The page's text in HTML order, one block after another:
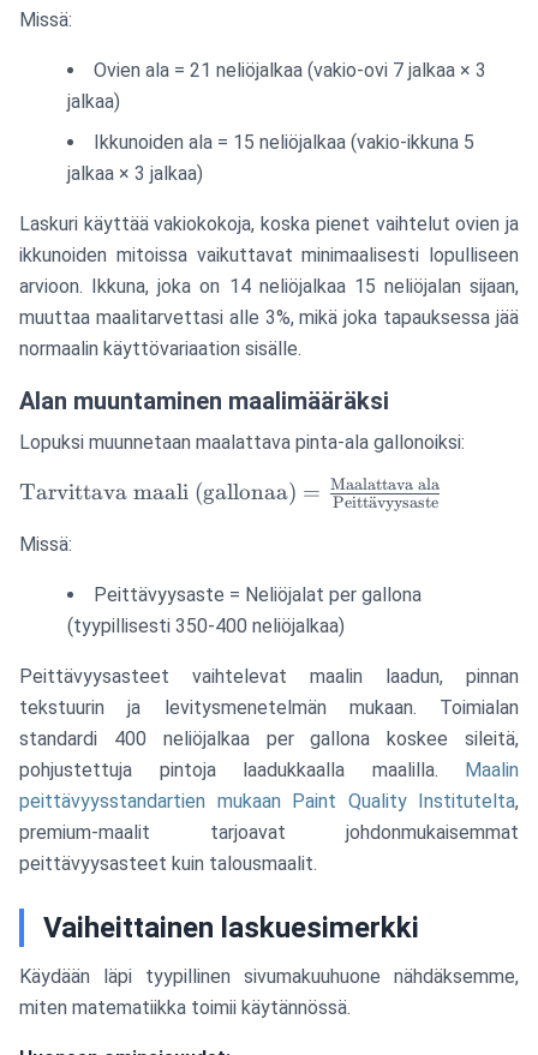
\times
lukumäärä}) -
(\text{Ikkunoiden
\text{Ikkunoiden
lukumäärä})
Missä:
Ovien ala = 21 neliöjalkaa (vakio-ovi 7 jalkaa × 3
jalkaa)
Ikkunoiden ala = 15 neliöjalkaa (vakio-ikkuna 5
jalkaa × 3 jalkaa)
Laskuri käyttää vakiokokoja, koska pienet vaihtelut ovien ja
ikkunoiden mitoissa vaikuttavat minimaalisesti lopulliseen
arvioon. Ikkuna, joka on 14 neliöjalkaa 15 neliöjalan sijaan,
muuttaa maalitarvettasi alle 3%, mikä joka tapauksessa jää
normaalin käyttövariaation sisälle.
Alan muuntaminen maalimääräksi
Lopuksi muunnetaan maalattava pinta-ala gallonoiksi:
\text{Tarvittava maali
\frac{\text{Maalattava
{\text{Peittävyysaste}}
Tarvittava maali (gallonaa) = Peitta
¨vyysaste
Maalattava ala
Missä:
Peittävyysaste = Neliöjalat per gallona
(tyypillisesti 350-400 neliöjalkaa)
Peittävyysasteet vaihtelevat maalin laadun, pinnan
tekstuurin ja levitysmenetelmän mukaan. Toimialan
standardi 400 neliöjalkaa per gallona koskee sileitä,
pohjustettuja pintoja laadukkaalla maalilla.
Maalin
peittävyysstandartien mukaan Paint Quality Institutelta,
premium-maalit tarjoavat johdonmukaisemmat
peittävyysasteet kuin talousmaalit.
Vaiheittainen laskuesimerkki
Käydään läpi tyypillinen sivumakuuhuone nähdäksemme,
miten matematiikka toimii käytännössä.